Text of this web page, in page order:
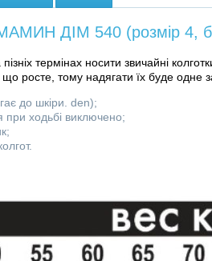
МАМИН ДІМ 540 (розмір 4,
термінах носити звичайні
росте, тому надягати їх буде одне
до шкіри. den);
ходьбі виключено;